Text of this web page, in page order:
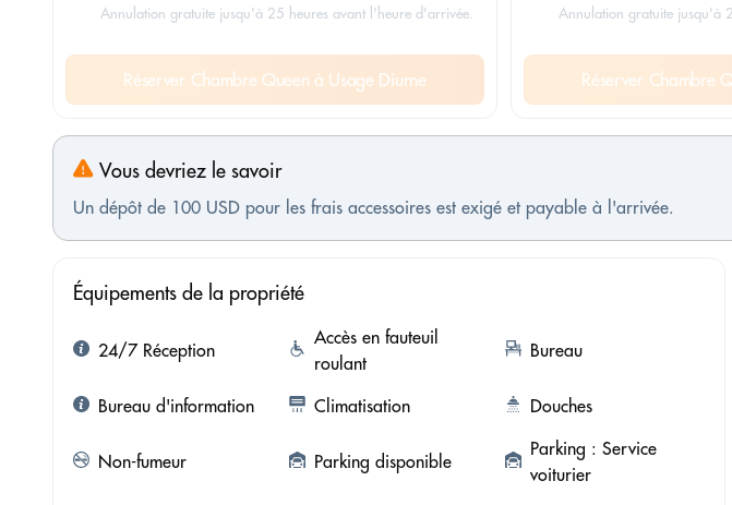
Annulation gratuite jusqu'à 25 heures avant l'heure d'arrivée.
Réserver Chambre Queen à Usage Diurne
Annulation gratuite jusqu'à
Réserver Chambre
Vous devriez le savoir
Un dépôt de 100 USD pour les frais accessoires est exigé et payable à l'arrivée.
Équipements de la propriété
24/7 Réception
Accès en fauteuil
roulant
Bureau
Bureau d'information Climatisation Douches
Non-fumeur Parking disponible
Parking : Service
voiturier